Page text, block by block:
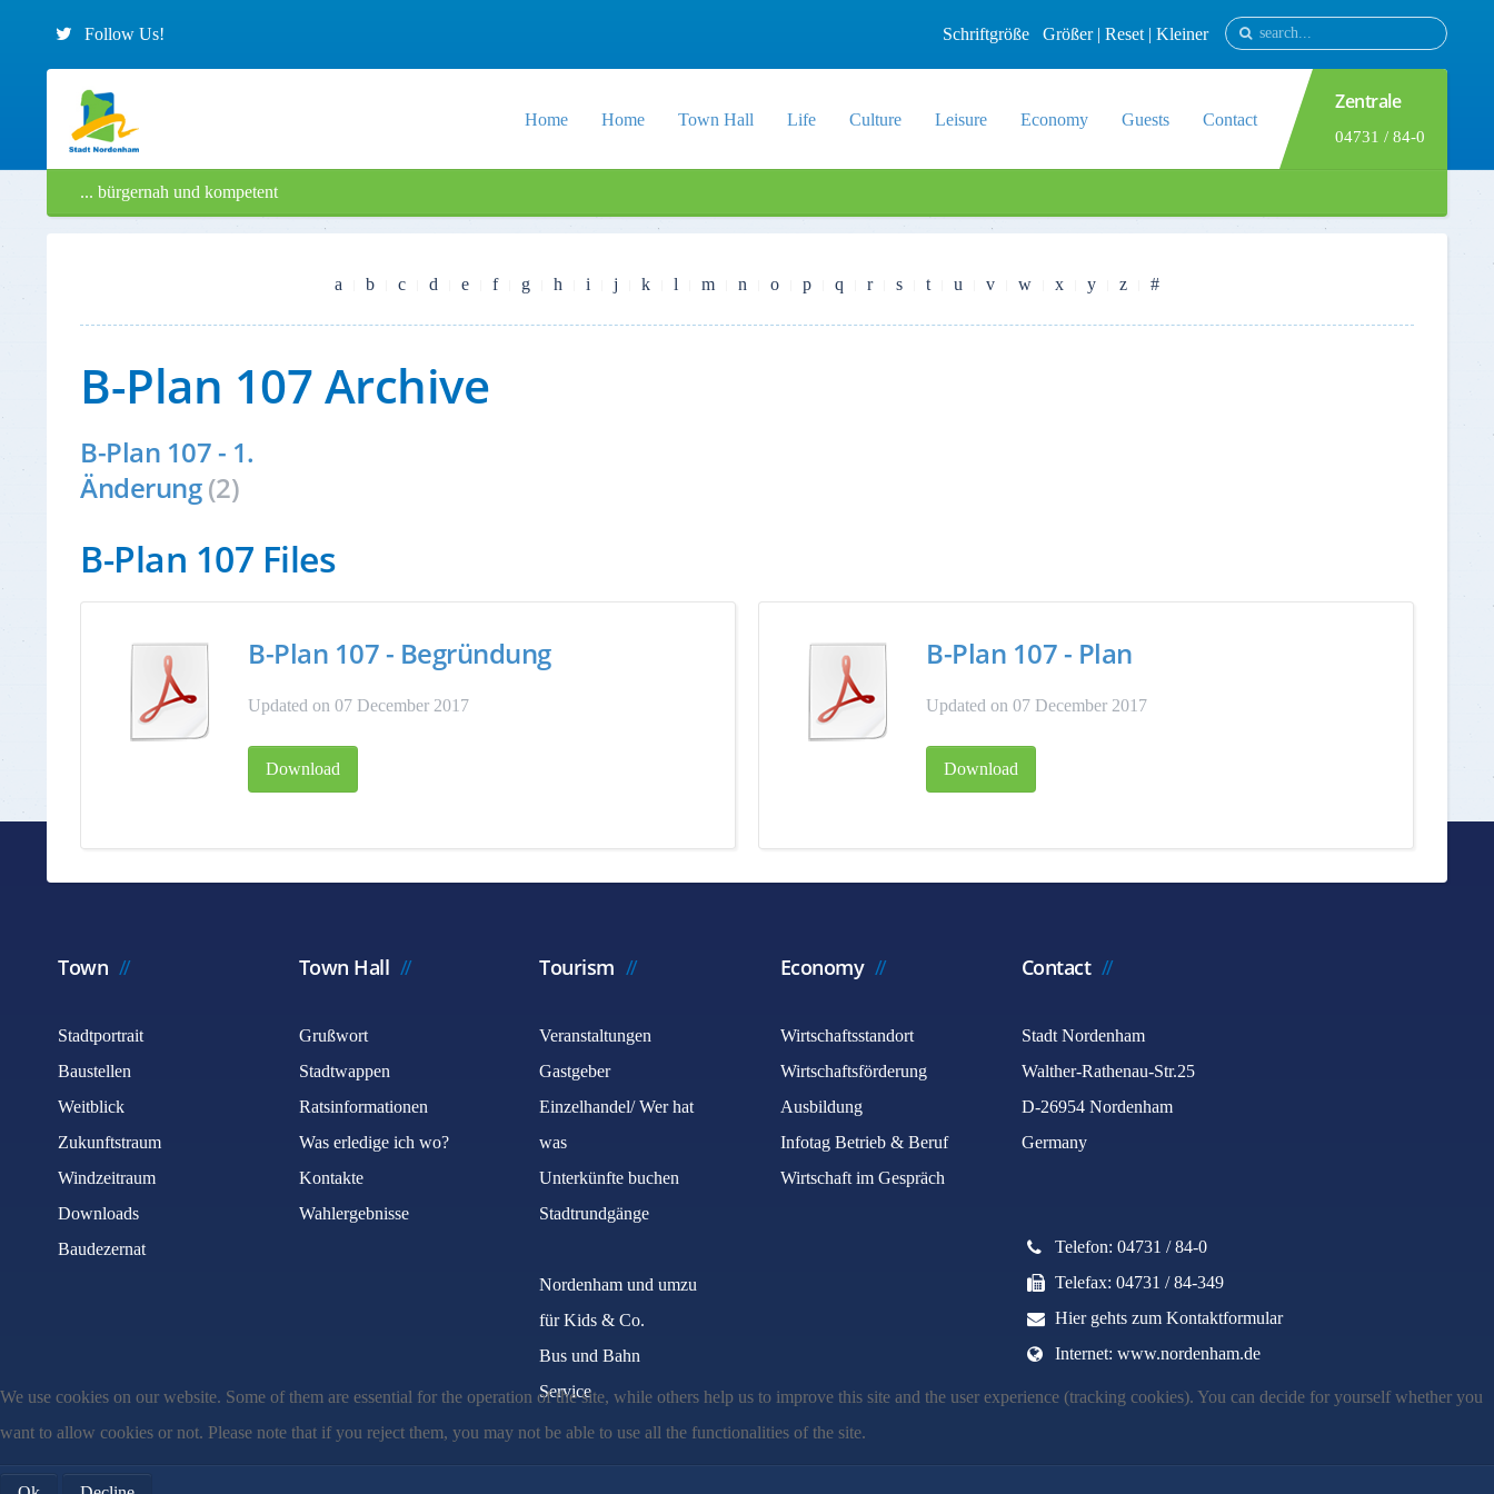
Follow Us! Schriftgröße Größer| Reset | Kleiner
Home Home Town Hall Life Culture Leisure Economy Guests Contact
Zentrale
04731 / 84-0
... bürgernah und kompetent
a b c d e f g h i j k l m n o p q r s t u v w x y z #
B-Plan 107 Archive
B-Plan 107 - 1.
Änderung (2)
B-Plan 107 Files
B-Plan 107 - Begründung
Updated on 07 December 2017
Download
B-Plan 107 - Plan
Updated on 07 December 2017
Download
Town
Stadtportrait
Baustellen
Weitblick
Zukunftstraum
Windzeitraum
Downloads
Baudezernat
Town Hall
Grußwort
Stadtwappen
Ratsinformationen
Was erledige ich wo?
Kontakte
Wahlergebnisse
Tourism
Veranstaltungen
Gastgeber
Einzelhandel/ Wer hat
was
Unterkünfte buchen
Stadtrundgänge
Nordenham und umzu
für Kids & Co.
Bus und Bahn
Service
Economy
Wirtschaftsstandort
Wirtschaftsförderung
Ausbildung
Infotag Betrieb & Beruf
Wirtschaft im Gespräch
Contact
Stadt Nordenham
Walther-Rathenau-Str.25
D-26954 Nordenham
Germany
Telefon: 04731 / 84-0
Telefax: 04731 / 84-349
Hier gehts zum Kontaktformular
Internet: www.nordenham.de
We use cookies on our website. Some of them are essential for the operation of the site, while others help us to improve this site and the user experience (tracking cookies). You can decide for yourself whether you
want to allow cookies or not. Please note that if you reject them, you may not be able to use all the functionalities of the site.